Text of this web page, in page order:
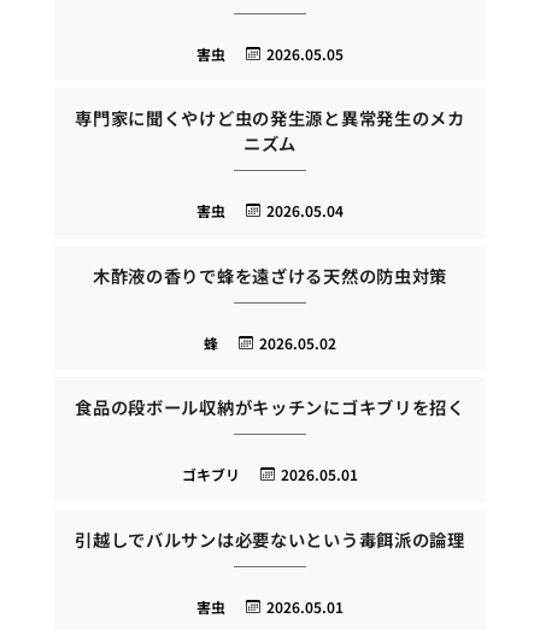
2026.05.05
害虫
専門家に聞くやけど虫の発生源と異常発生のメカ
ニズム
2026.05.04
害虫
木酢液の香りで蜂を遠ざける天然の防虫対策
2026.05.02
蜂
食品の段ボール収納がキッチンにゴキブリを招く
2026.05.01
ゴキブリ
引越しでバルサンは必要ないという毒餌派の論理
2026.05.01
害虫